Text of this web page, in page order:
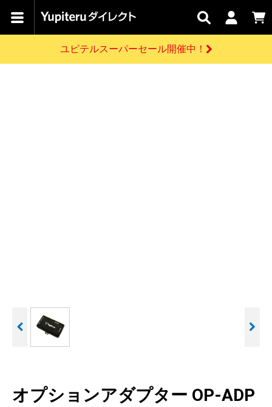
カテゴリで
キャン
ペーン
関連
サービス
お問い
合わせ
はじめての
アウトレット
駐車監視セット
開催中のキャンペーン
お買い物ガイド
ログインする
ユピテルスーパーセール開催中！
オプションアダプター OP-ADP